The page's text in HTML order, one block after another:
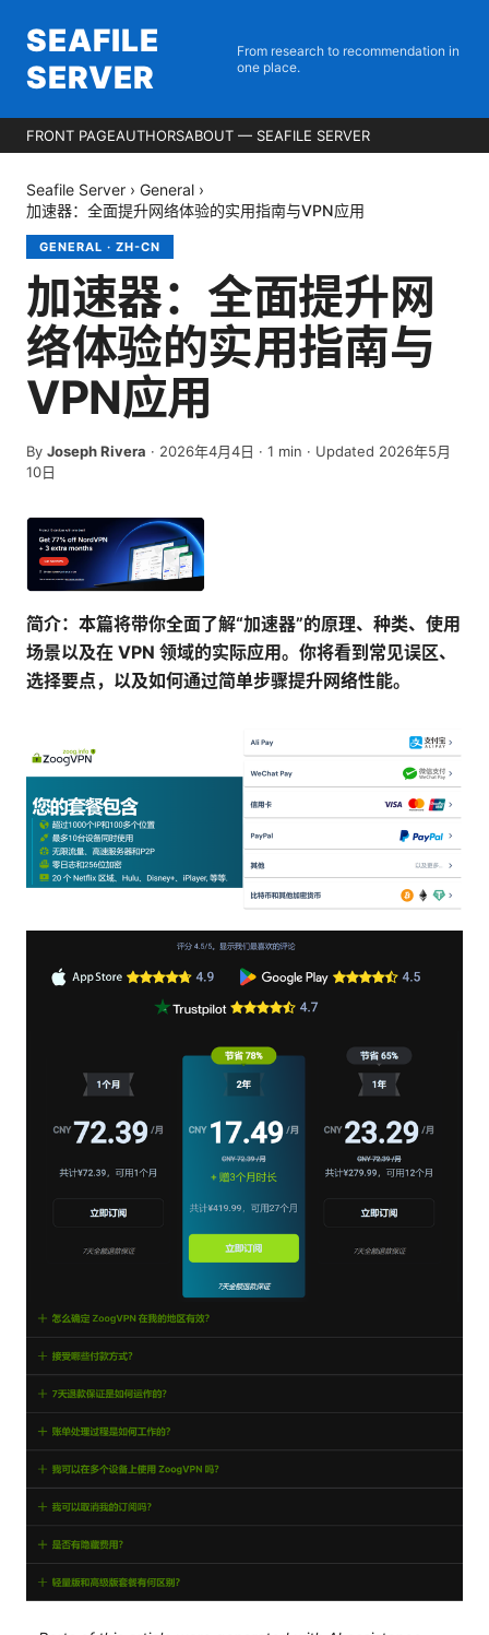
SEAFILE
SERVER
From research to recommendation in
one place.
FRONT PAGEAUTHORSABOUT — SEAFILE SERVER
Seafile Server › General ›
加速器：全面提升网络体验的实用指南与VPN应用
GENERAL · ZH-CN
加速器：全面提升网
络体验的实用指南与
VPN应用
By Joseph Rivera · 2026年4月4日 · 1 min · Updated 2026年5月
10日
简介：本篇将带你全面了解“加速器”的原理、种类、使用
场景以及在 VPN 领域的实际应用。你将看到常见误区、
选择要点，以及如何通过简单步骤提升网络性能。